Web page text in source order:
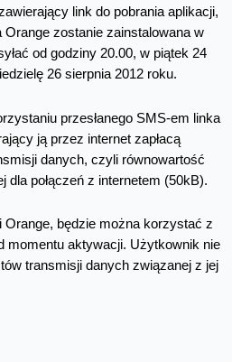
link do pobrania aplikacji,
zostanie zainstalowana w
od godziny 20.00, w piątek 24
26 sierpnia 2012 roku.
przesłanego SMS-em linka
ją przez internet zapłacą
danych, czyli równowartość
dla połączeń z internetem (50kB).
Orange, będzie można korzystać z
momentu aktywacji. Użytkownik nie
transmisji danych związanej z jej